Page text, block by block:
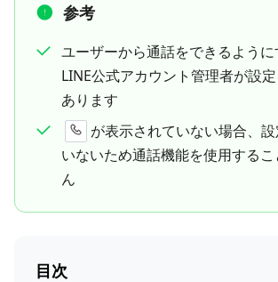
参考
ユーザーから通話をできるように
LINE公式アカウント管理者が設
あります
が表示されていない場合、
いないため通話機能を使用する
ん
目次